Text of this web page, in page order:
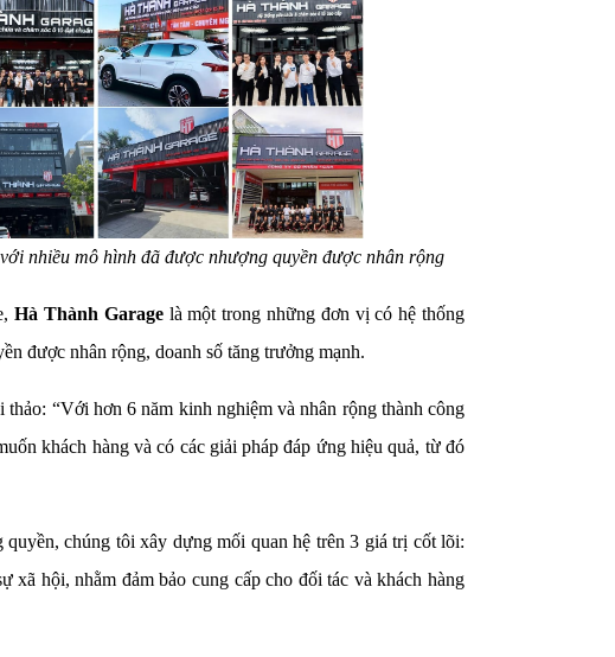
nhiều mô hình đã được nhượng quyền được nhân rộng
Hà Thành Garagelà một trong những đơn vị có hệ thống
được nhân rộng, doanh số tăng trưởng mạnh.
“Với hơn 6 năm kinh nghiệm và nhân rộng thành công
khách hàng và có các giải pháp đáp ứng hiệu quả, từ đó
chúng tôi xây dựng mối quan hệ trên 3 giá trị cốt lõi:
hội, nhằm đảm bảo cung cấp cho đối tác và khách hàng